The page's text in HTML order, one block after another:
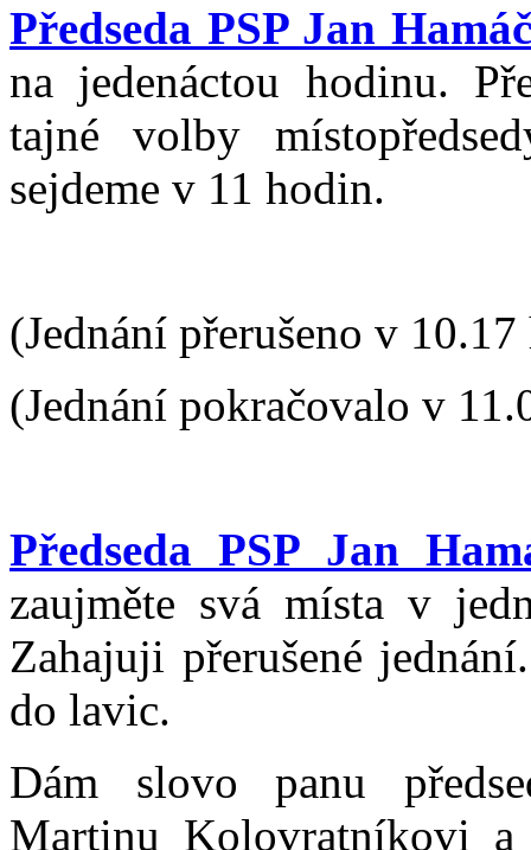
Předseda PSP Jan
na jedenáctou hodinu.
tajné volby
sejdeme v 11 hodin.
(Jednání přerušeno v
(Jednání pokračovalo v
Předseda PSP Jan
zaujměte svá místa v
Zahajuji přerušené
do lavic.
Dám slovo panu
Martinu Kolovratníkovi a